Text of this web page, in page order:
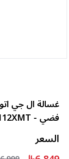
فضي - WS2112XMT
السعر